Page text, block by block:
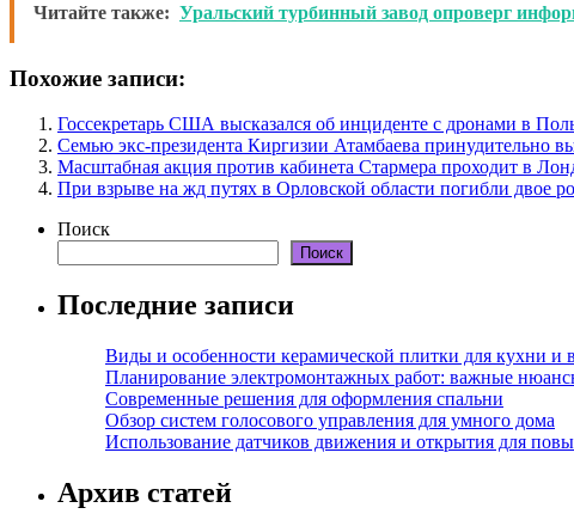
Читайте также: Уральский турбинный завод опроверг
Похожие записи:
Госсекретарь США высказался об инциденте с дронами в
Семью экс-президента Киргизии Атамбаева принудительно
Масштабная акция против кабинета Стармера проходит в
При взрыве на жд путях в Орловской области погибли двое
Поиск
Поиск
Последние записи
Виды и особенности керамической плитки для кухни и
Планирование электромонтажных работ: важные
Современные решения для оформления спальни
Обзор систем голосового управления для умного дома
Использование датчиков движения и открытия для
Архив статей